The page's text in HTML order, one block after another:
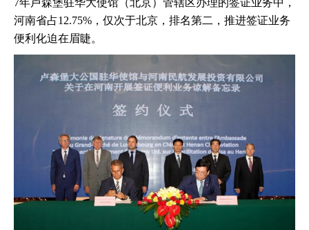
7年卢森堡驻华大使馆（北京）管辖区办理的签证业务中，
河南省占12.75%，仅次于北京，排名第二，推进签证业务
便利化迫在眉睫。